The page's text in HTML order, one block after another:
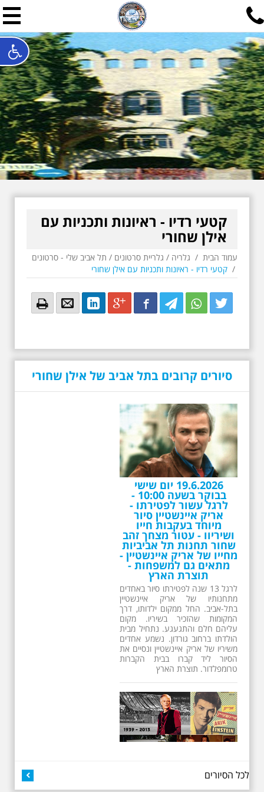
תל אביב שלי
תיור ישראלי בעריכת אילן
האתר המרכזי להיסטוריה של תל אביב ותולדות ארץ ישראל -
חייגו עכשיו:052-7747748
שלחו פנייה:ilan@mytelaviv.co.il
English עברית צור קשר
קטעי רדיו - ראיונות ותכניות עם
אילן שחורי
עמוד הבית / גלריה / גלריית סרטונים / תל אביב שלי - סרטונים
/ קטעי רדיו - ראיונות ותכניות עם אילן שחורי
Twitter
Twitter
Twitter
Facebook
Google+
LinkedIn
Email
Email
סיורים קרובים בתל אביב של אילן שחורי
19.6.2026 יום שישי
בבוקר בשעה 10:00 -
לרגל עשור לפטירתו -
אריק איינשטיין סיור
מיוחד בעקבות חייו
ושיריוו - עטור מצחך זהב
שחור תחנות תל אביביות
מחייו של אריק איינשטיין -
מתאים גם למשפחות -
תוצרת הארץ
לרגל 13 שנה לפטירתו סיור באחדים
מתחנותיו של אריק איינשטיין
בתל-אביב. החל ממקום ילדותו, דרך
המקומות שהזכיר בשיריו. מקום
עליהם חלם והתגעגע. נתחיל מבית
הולדתו ברחוב גורדון. נשמע אחדים
משיריו של אריק איינשטיין ונסיים את
הסיור ליד קברו בבית הקברות
טרומפלדור. תוצרת הארץ
לכל הסיורים